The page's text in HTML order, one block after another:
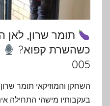
תומר שרון, לאן
כשהשרת קפוא?
005
השחקן והמוזיקאי תומר
בעקבותיו מישהי התחילה